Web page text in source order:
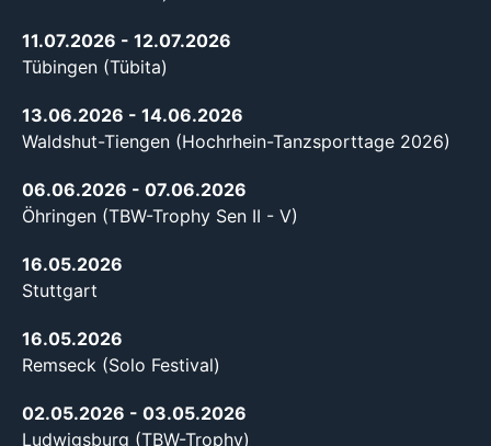
11.07.2026 - 12.07.2026
Tübingen (Tübita)
13.06.2026 - 14.06.2026
Waldshut-Tiengen (Hochrhein-Tanzsporttage 2026)
06.06.2026 - 07.06.2026
Öhringen (TBW-Trophy Sen II - V)
16.05.2026
Stuttgart
16.05.2026
Remseck (Solo Festival)
02.05.2026 - 03.05.2026
Ludwigsburg (TBW-Trophy)